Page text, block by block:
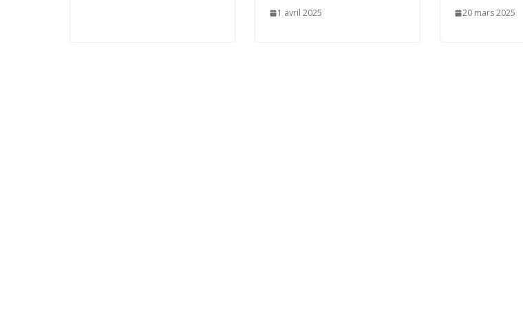
1 avril 2025 20 mars 2025